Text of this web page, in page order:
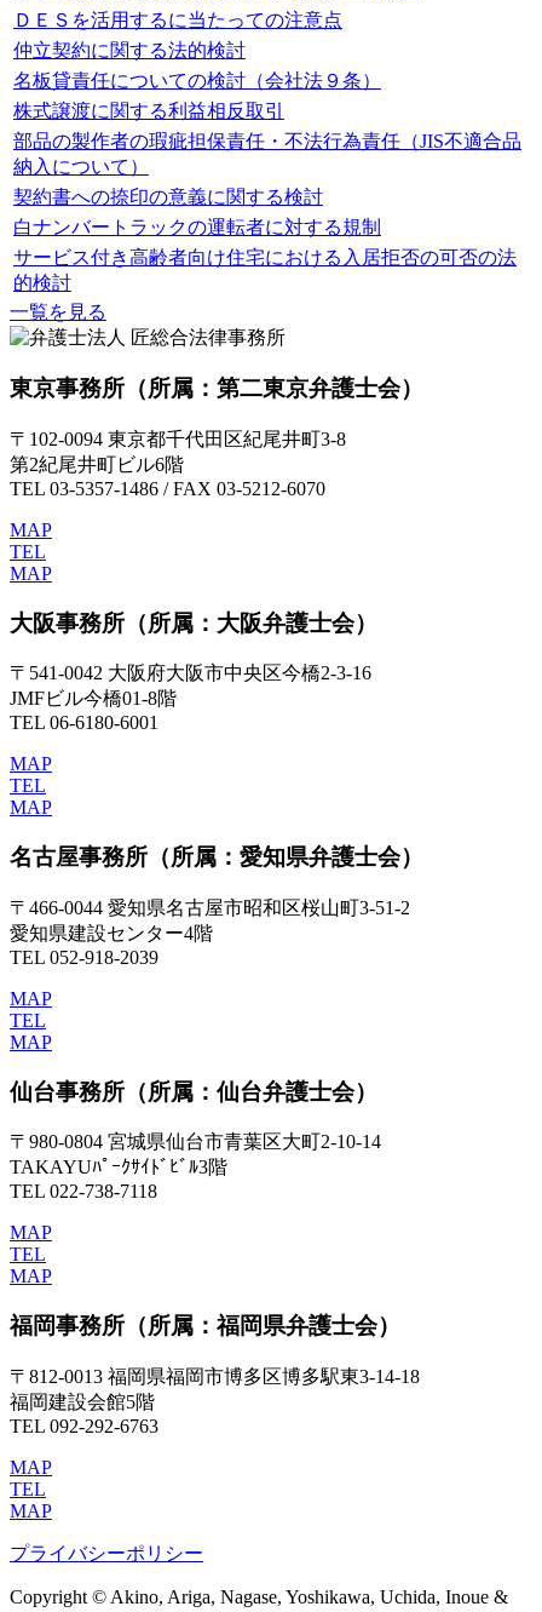
ＤＥＳを活用するに当たっての注意点
仲立契約に関する法的検討
名板貸責任についての検討（会社法９条）
株式譲渡に関する利益相反取引
部品の製作者の瑕疵担保責任・不法行為責任（JIS不適合品
納入について）
契約書への捺印の意義に関する検討
白ナンバートラックの運転者に対する規制
サービス付き高齢者向け住宅における入居拒否の可否の法
的検討
一覧を見る
東京事務所 （所属：第二東京弁護士会）
〒102-0094 東京都千代田区紀尾井町3-8
第2紀尾井町ビル6階
TEL 03-5357-1486 / FAX 03-5212-6070
MAP
TEL
MAP
大阪事務所 （所属：大阪弁護士会）
〒541-0042 大阪府大阪市中央区今橋2-3-16
JMFビル今橋01-8階
TEL 06-6180-6001
MAP
TEL
MAP
名古屋事務所 （所属：愛知県弁護士会）
〒466-0044 愛知県名古屋市昭和区桜山町3-51-2
愛知県建設センター4階
TEL 052-918-2039
MAP
TEL
MAP
仙台事務所 （所属：仙台弁護士会）
〒980-0804 宮城県仙台市青葉区大町2-10-14
TAKAYUﾊﾟｰｸｻｲﾄﾞﾋﾞﾙ3階
TEL 022-738-7118
MAP
TEL
MAP
福岡事務所 （所属：福岡県弁護士会）
〒812-0013 福岡県福岡市博多区博多駅東3-14-18
福岡建設会館5階
TEL 092-292-6763
MAP
TEL
MAP
プライバシーポリシー
Copyright © Akino, Ariga, Nagase, Yoshikawa, Uchida, Inoue &